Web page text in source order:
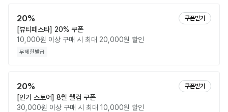
20% 쿠폰받기
[뷰티페스타] 20% 쿠폰
10,000원 이상 구매 시 최대 20,000원 할인
무제한발급
20% 쿠폰받기
[인기 스토어] 8월 웰컴 쿠폰
30,000원 이상 구매 시 최대 10,000원 할인